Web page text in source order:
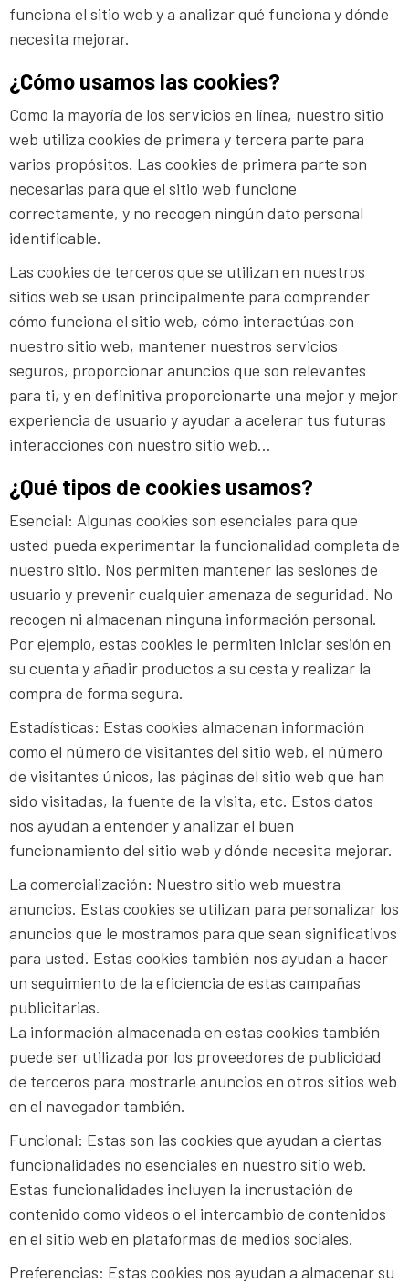
funciona el sitio web y a analizar qué funciona y dónde
necesita mejorar.
¿Cómo usamos las cookies?
Como la mayoría de los servicios en línea, nuestro sitio
web utiliza cookies de primera y tercera parte para
varios propósitos. Las cookies de primera parte son
necesarias para que el sitio web funcione
correctamente, y no recogen ningún dato personal
identificable.
Las cookies de terceros que se utilizan en nuestros
sitios web se usan principalmente para comprender
cómo funciona el sitio web, cómo interactúas con
nuestro sitio web, mantener nuestros servicios
seguros, proporcionar anuncios que son relevantes
para ti, y en definitiva proporcionarte una mejor y mejor
experiencia de usuario y ayudar a acelerar tus futuras
interacciones con nuestro sitio web…
¿Qué tipos de cookies usamos?
Esencial: Algunas cookies son esenciales para que
usted pueda experimentar la funcionalidad completa de
nuestro sitio. Nos permiten mantener las sesiones de
usuario y prevenir cualquier amenaza de seguridad. No
recogen ni almacenan ninguna información personal.
Por ejemplo, estas cookies le permiten iniciar sesión en
su cuenta y añadir productos a su cesta y realizar la
compra de forma segura.
Estadísticas: Estas cookies almacenan información
como el número de visitantes del sitio web, el número
de visitantes únicos, las páginas del sitio web que han
sido visitadas, la fuente de la visita, etc. Estos datos
nos ayudan a entender y analizar el buen
funcionamiento del sitio web y dónde necesita mejorar.
La comercialización: Nuestro sitio web muestra
anuncios. Estas cookies se utilizan para personalizar los
anuncios que le mostramos para que sean significativos
para usted. Estas cookies también nos ayudan a hacer
un seguimiento de la eficiencia de estas campañas
publicitarias.
La información almacenada en estas cookies también
puede ser utilizada por los proveedores de publicidad
de terceros para mostrarle anuncios en otros sitios web
en el navegador también.
Funcional: Estas son las cookies que ayudan a ciertas
funcionalidades no esenciales en nuestro sitio web.
Estas funcionalidades incluyen la incrustación de
contenido como videos o el intercambio de contenidos
en el sitio web en plataformas de medios sociales.
Preferencias: Estas cookies nos ayudan a almacenar su